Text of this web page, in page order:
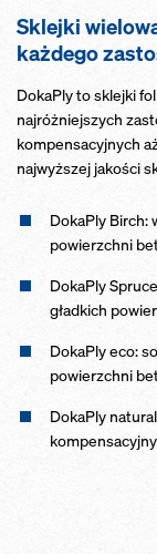
Sklejki
każdego
DokaPly to sklejki
najróżniejszych
kompensacyjnych
najwyższej jakości
DokaPly Birch:
powierzchni
DokaPly
gładkich
DokaPly eco:
powierzchni
DokaPly